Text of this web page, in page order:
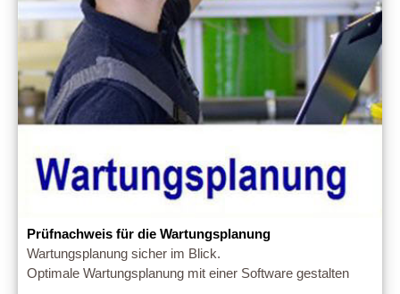
Prüfnachweis für die Wartungsplanung
Wartungsplanung sicher im Blick.
Optimale Wartungsplanung mit einer Software gestalten